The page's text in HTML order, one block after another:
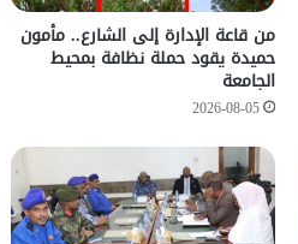
من قاعة الإدارة إلى الشارع.. مأمون
حميدة يقود حملة نظافة بمحيط
الجامعة
2026-08-05